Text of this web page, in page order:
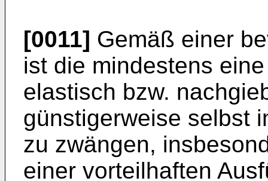
[0011] Gemäß einer
ist die mindestens
elastisch bzw.
günstigerweise selbst
zu zwängen,
einer vorteilhaften